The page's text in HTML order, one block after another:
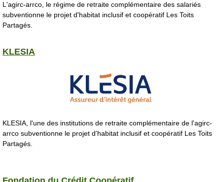
L'agirc-arrco, le régime de retraite complémentaire des salariés
subventionne le projet d'habitat inclusif et coopératif Les Toits
Partagés.
KLESIA
KLESIA, l'une des institutions de retraite complémentaire de l'agirc-
arrco subventionne le projet d'habitat inclusif et coopératif Les Toits
Partagés.